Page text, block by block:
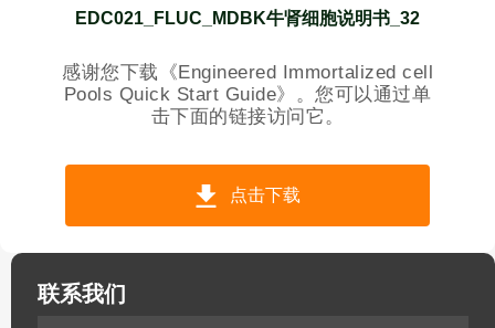
EDC021_FLUC_MDBK牛肾细胞说明书_32
感谢您下载《Engineered Immortalized cell
Pools Quick Start Guide》。您可以通过单
击下面的链接访问它。
点击下载
联系我们